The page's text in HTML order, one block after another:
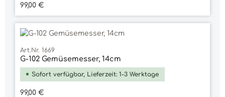
Regulärer Preis:
99,00 €
Art.Nr. 1669
G-102 Gemüsemesser, 14cm
Sofort verfügbar, Lieferzeit: 1-3 Werktage
Regulärer Preis:
99,00 €